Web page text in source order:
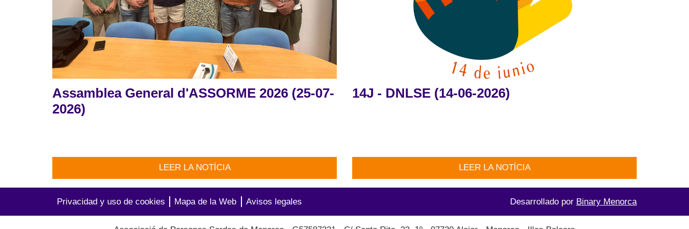
Assamblea General d'ASSORME 2026 (25-07-
2026)
LEER LA NOTÍCIA
14J - DNLSE (14-06-2026)
LEER LA NOTÍCIA
Privacidad y uso de cookies Mapa de la Web Avisos legales Desarrollado por Binary Menorca